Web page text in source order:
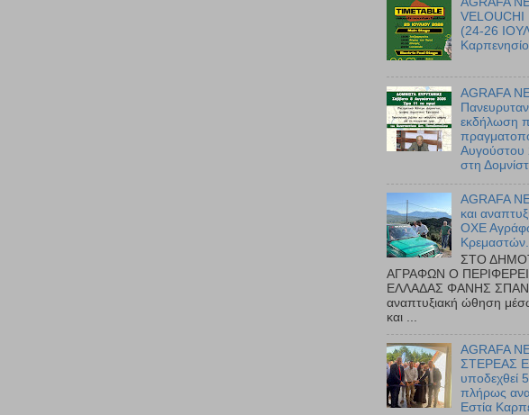
VELOUCHI
(24-26
AGRAFA
εκδήλωση
Αυγούστου
στη
AGRAFA
και
ΟΧΕ
Κρεμαστών.
ΣΤΟ
ΑΓΡΑΦΩΝ Ο
ΕΛΛΑΔΑΣ ΦΑΝΗΣ
αναπτυξιακή ώθηση
και ...
AGRAFA
ΣΤΕΡΕΑΣ
υποδεχθεί
πλήρως
Εστία